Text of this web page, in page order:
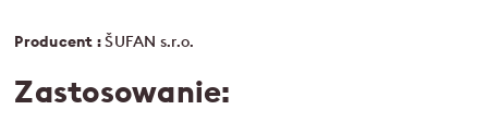
Producent :ŠUFAN s.r.o.
Zastosowanie: